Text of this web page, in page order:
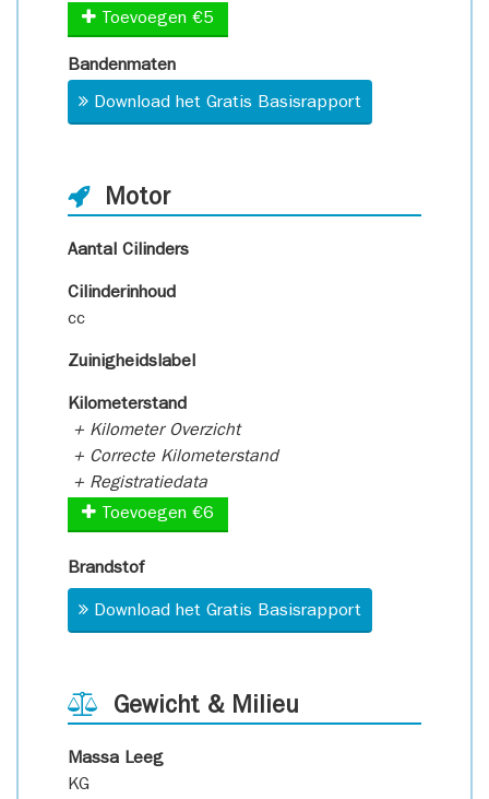
Toevoegen €5
Bandenmaten
Download het Gratis Basisrapport
Motor
Aantal Cilinders
Cilinderinhoud
cc
Zuinigheidslabel
Kilometerstand
+ Kilometer Overzicht
+ Correcte Kilometerstand
+ Registratiedata
Toevoegen €6
Brandstof
Download het Gratis Basisrapport
Gewicht & Milieu
Massa Leeg
KG